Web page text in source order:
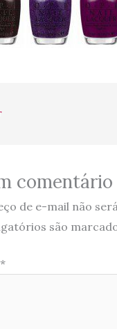
comentário
de e-mail não
são
*